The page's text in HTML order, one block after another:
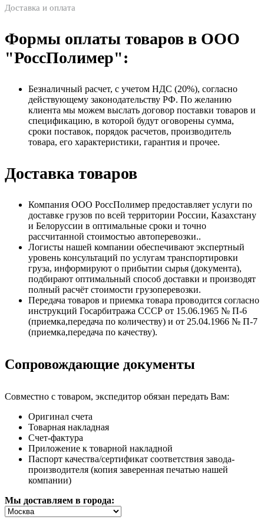
Доставка и оплата
Формы оплаты товаров в ООО
"РоссПолимер":
Безналичный расчет, с учетом НДС (20%), согласно
действующему законодательству РФ. По желанию
клиента мы можем выслать договор поставки товаров и
спецификацию, в которой будут оговорены сумма,
сроки поставок, порядок расчетов, производитель
товара, его характеристики, гарантия и прочее.
Доставка товаров
Компания ООО РоссПолимер предоставляет услуги по
доставке грузов по всей территории России, Казахстану
и Белоруссии в оптимальные сроки и точно
рассчитанной стоимостью автоперевозки..
Логисты нашей компании обеспечивают экспертный
уровень консультаций по услугам транспортировки
груза, информируют о прибытии сырья (документа),
подбирают оптимальный способ доставки и производят
полный расчёт стоимости грузоперевозки.
Передача товаров и приемка товара проводится согласно
инструкций Госарбитража СССР от 15.06.1965 № П-6
(приемка,передача по количеству) и от 25.04.1966 № П-7
(приемка,передача по качеству).
Сопровождающие документы
Совместно с товаром, экспедитор обязан передать Вам:
Оригинал счета
Товарная накладная
Счет-фактура
Приложение к товарной накладной
Паспорт качества/сертификат соответствия завода-
производителя (копия заверенная печатью нашей
компании)
Мы доставляем в города: